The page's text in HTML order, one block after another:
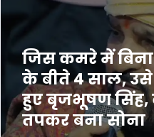
जिस कमरे में
के बीते 4 साल,
हुए बृजभूषण सिंह,
तपकर बना सोना